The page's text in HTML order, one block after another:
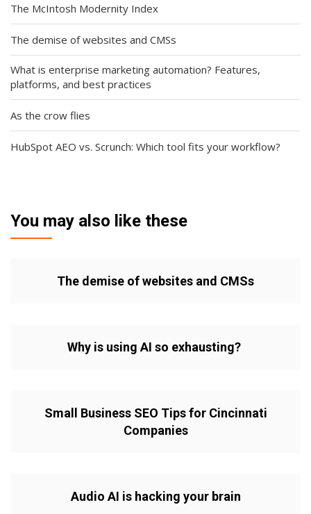
The McIntosh Modernity Index
The demise of websites and CMSs
What is enterprise marketing automation? Features,
platforms, and best practices
As the crow flies
HubSpot AEO vs. Scrunch: Which tool fits your workflow?
You may also like these
The demise of websites and CMSs
Why is using AI so exhausting?
Small Business SEO Tips for Cincinnati
Companies
Audio AI is hacking your brain